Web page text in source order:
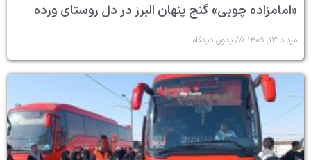
«امامزاده چوبی» گنج پنهان البرز در دل روستای ورده
مرداد ۱۳, ۱۴۰۵ بدون دیدگاه